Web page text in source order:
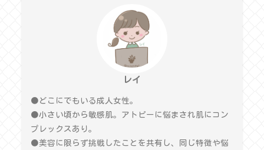
レイ
●どこにでもいる成人女性。
●小さい頃から敏感肌。アトピーに悩まされ肌にコン
プレックスあり。
●美容に限らず挑戦したことを共有し、同じ特徴や悩